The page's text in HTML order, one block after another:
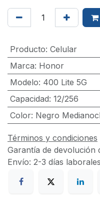
Producto: Celular
Marca: Honor
Modelo: 400 Lite 5G
Capacidad: 12/256
Color: Negro
Términos y condiciones
Garantía de devolución
Envío: 2-3 días laborales